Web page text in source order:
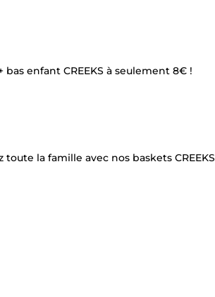
enfant CREEKS à seulement 8€ !
la famille avec nos baskets